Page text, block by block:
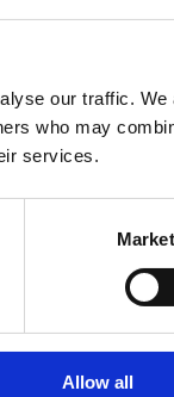
our traffic. We
who may
services.
Allow all